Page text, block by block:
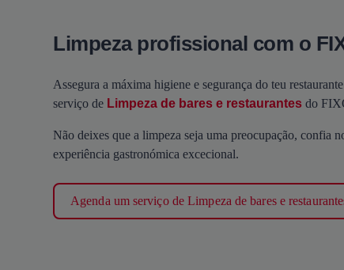
Limpeza profissional com o
Assegura a máxima higiene e segurança do teu
serviço de Limpeza de bares e restaurantes do
Não deixes que a limpeza seja uma preocupação, confia
experiência gastronómica excecional.
Agenda um serviço de Limpeza de bares e